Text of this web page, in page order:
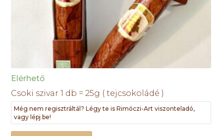
Elérhető
Csoki szivar 1 db = 25g ( tejcsokoládé )
Még nem regisztráltál? Légy te is Rimóczi-Art viszonteladó,
vagy lépj be!